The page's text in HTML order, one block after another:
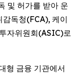
및 허가를 받아 운
감독청(FCA), 케이
자위원회(ASIC)로
형 금융 기관에서